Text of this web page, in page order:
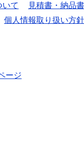
いて 見積書・納品
個人情報取り扱い方針
ージ